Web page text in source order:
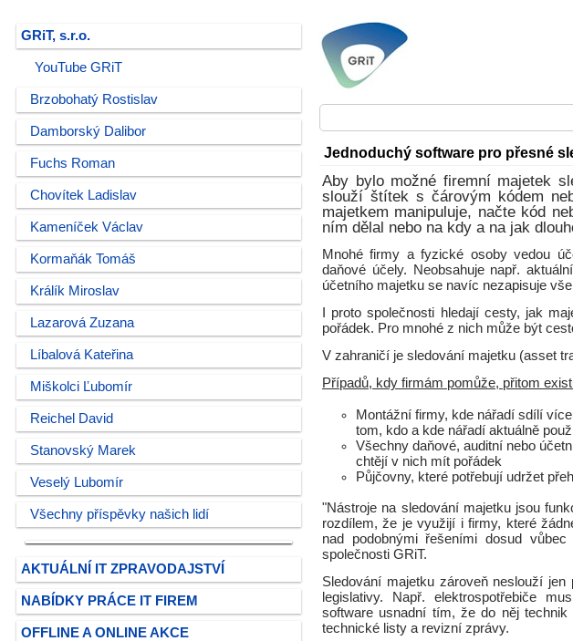
GRiT, s.r.o.
YouTube GRiT
Brzobohatý Rostislav
Damborský Dalibor
Fuchs Roman
Chovítek Ladislav
Kameníček Václav
Kormaňák Tomáš
Králík Miroslav
Lazarová Zuzana
Líbalová Kateřina
Miškolci Ľubomír
Reichel David
Stanovský Marek
Veselý Lubomír
Všechny příspěvky našich lidí
AKTUÁLNÍ IT ZPRAVODAJSTVÍ
NABÍDKY PRÁCE IT FIREM
OFFLINE A ONLINE AKCE
Jednoduchý software pro přesné
Aby bylo možné firemní majetek
slouží štítek s čárovým kódem
majetkem manipuluje, načte kód
ním dělal nebo na kdy a na jak
Mnohé firmy a fyzické osoby vedou
daňové účely. Neobsahuje např.
účetního majetku se navíc nezapisuje
I proto společnosti hledají cesty, jak
pořádek. Pro mnohé z nich může být
V zahraničí je sledování majetku (asset
Případů, kdy firmám pomůže, přitom
Montážní firmy, kde nářadí sdílí
tom, kdo a kde nářadí aktuálně
Všechny daňové, auditní nebo
chtějí v nich mít pořádek
Půjčovny, které potřebují udržet
"Nástroje na sledování majetku jsou
rozdílem, že je využijí i firmy, které
nad podobnými řešeními dosud vůbec
společnosti GRiT.
Sledování majetku zároveň neslouží
legislativy. Např. elektrospotřebiče
software usnadní tím, že do něj
technické listy a revizní zprávy.